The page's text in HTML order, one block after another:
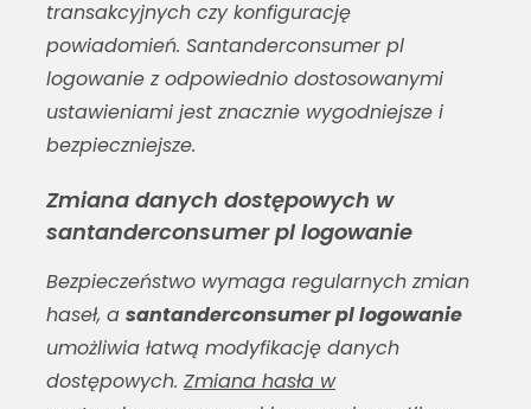
transakcyjnych czy konfigurację
powiadomień. Santanderconsumer pl
logowaniez odpowiednio dostosowanymi
ustawieniami jest znacznie wygodniejsze i
bezpieczniejsze.
Zmiana danych dostępowych w
santanderconsumer pl logowanie
Bezpieczeństwo wymaga regularnych zmian
haseł, a santanderconsumer pl logowanie
umożliwia łatwą modyfikację danych
dostępowych. Zmiana hasła w